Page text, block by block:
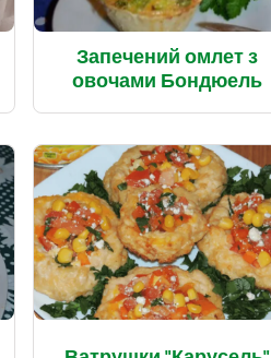
Запечений омлет з
овочами Бондюель